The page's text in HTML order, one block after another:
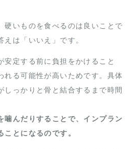
硬いものを食べるのは良いことで
えは「いいえ」です。
安定する前に負担をかけること
れる可能性が高いためです。具体
しっかりと骨と結合するまで時間
噛んだりすることで、インプラン
ことになるのです。